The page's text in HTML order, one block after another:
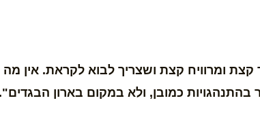
ומרוויח קצת ושצריך לבוא לקראת. אין
בהתנהגויות כמובן, ולא במקום בארון הבגדים".